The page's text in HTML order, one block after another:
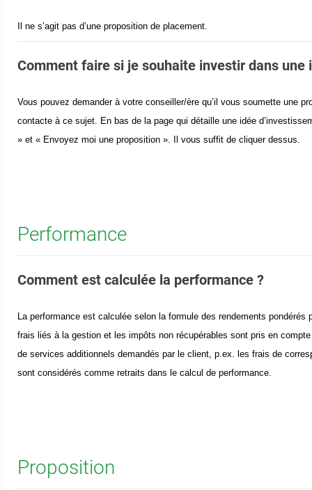
Il ne s’agit pas d’une proposition de placement.
Comment faire si je souhaite investir dans une
Vous pouvez demander à votre conseiller/ère qu’il vous soumette une
contacte à ce sujet. En bas de la page qui détaille une idée
» et « Envoyez moi une proposition ». Il vous suffit de cliquer dessus.
Performance
Comment est calculée la performance ?
La performance est calculée selon la formule des rendements
frais liés à la gestion et les impôts non récupérables sont pris en
de services additionnels demandés par le client, p.ex. les frais de
sont considérés comme retraits dans le calcul de performance.
Proposition